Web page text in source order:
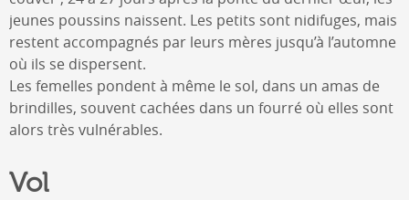
jeunes poussins naissent. Les petits sont nidifuges, mais
restent accompagnés par leurs mères jusqu’à l’automne
où ils se dispersent.
Les femelles pondent à même le sol, dans un amas de
brindilles, souvent cachées dans un fourré où elles sont
alors très vulnérables.
Vol